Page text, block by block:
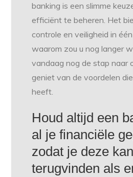
banking is een slimme
efficiënt te beheren. Het
controle en veiligheid in
waarom zou u nog langer
vandaag nog de stap naar
geniet van de voordelen
heeft.
Houd altijd een
al je financiële
zodat je deze kan
terugvinden als